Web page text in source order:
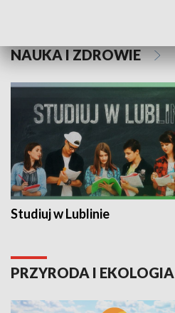
NAUKA I ZDROWIE
Studiuj w Lublinie
PRZYRODA I EKOLOGIA